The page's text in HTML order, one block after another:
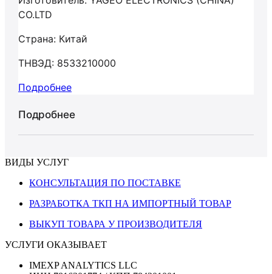
CO.LTD
Страна: Китай
ТНВЭД: 8533210000
Подробнее
Подробнее
ВИДЫ УСЛУГ
КОНСУЛЬТАЦИЯ ПО ПОСТАВКЕ
РАЗРАБОТКА ТКП НА ИМПОРТНЫЙ ТОВАР
ВЫКУП ТОВАРА У ПРОИЗВОДИТЕЛЯ
УСЛУГИ ОКАЗЫВАЕТ
IMEXP ANALYTICS LLC